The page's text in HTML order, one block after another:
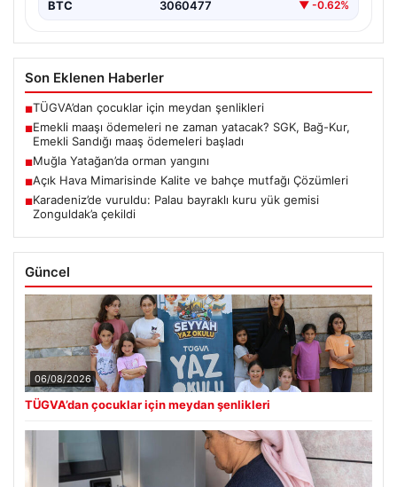
BTC 3060477 ▼ -0.62%
Son Eklenen Haberler
■TÜGVA’dan çocuklar için meydan şenlikleri
■Emekli maaşı ödemeleri ne zaman yatacak? SGK, Bağ-Kur,
Emekli Sandığı maaş ödemeleri başladı
■Muğla Yatağan’da orman yangını
■Açık Hava Mimarisinde Kalite ve bahçe mutfağı Çözümleri
■Karadeniz’de vuruldu: Palau bayraklı kuru yük gemisi
Zonguldak’a çekildi
Güncel
06/08/2026
TÜGVA’dan çocuklar için meydan şenlikleri